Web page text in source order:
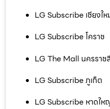
LG Subscribe เชียงให
LG Subscribe โคราช
LG The Mall นครราช
LG Subscribe ภูเก็ต
LG Subscribe หาดให